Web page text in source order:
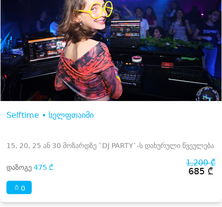
Selftime • სელფთაიმი
15, 20, 25 ან 30 მოზარდზე `DJ PARTY`-ს დახურული წვეულება
დაზოგე 475 ₾ 1,200 ₾
685 ₾
0